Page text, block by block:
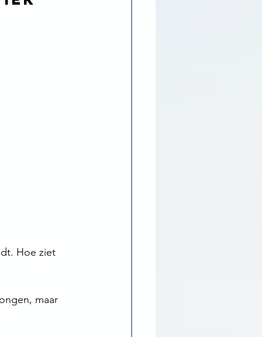
Hoe ziet
maar